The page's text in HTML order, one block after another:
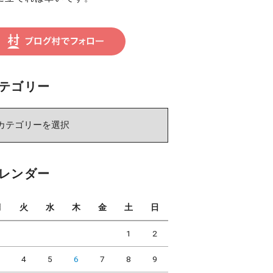
ゴリー
ンダー
火 水 木 金 土 日
1 2
4 5 6 7 8 9